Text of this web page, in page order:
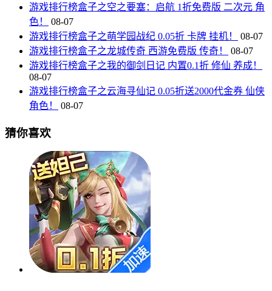
游戏排行榜盒子之空之要塞：启航 1折免费版 二次元 角
色！
08-07
游戏排行榜盒子之萌学园战纪 0.05折 卡牌 挂机！
08-07
游戏排行榜盒子之龙城传奇 西游免费版 传奇！
08-07
游戏排行榜盒子之我的御剑日记 内置0.1折 修仙 养成！
08-07
游戏排行榜盒子之云海寻仙记 0.05折送2000代金券 仙侠
角色！
08-07
猜你喜欢